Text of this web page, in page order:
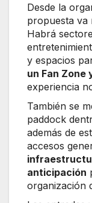
Desde la
propuesta va
Habrá
y espacios
un Fan
experiencia
También se
paddock
además de
accesos
anticipación
organización